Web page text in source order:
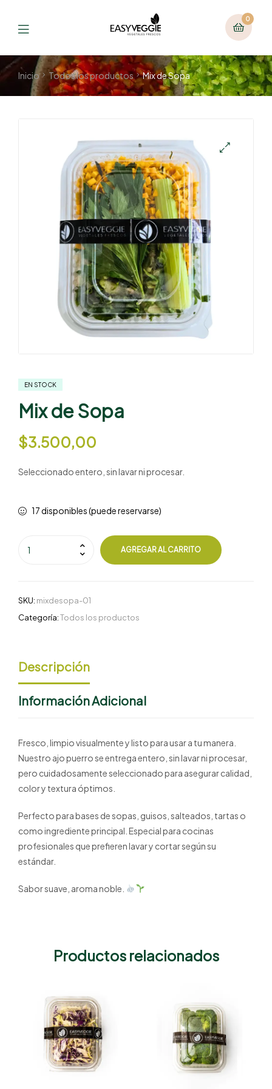
0
Inicio Todos los productos Mix de Sopa
EN STOCK
Mix de Sopa
$3.500,00
Seleccionado entero, sin lavar ni procesar.
17 disponibles (puede reservarse)
AGREGAR AL CARRITO
SKU: mixdesopa-01
Categoría:Todos los productos
Descripción
Información Adicional
Fresco, limpio visualmente y listo para usar a tu manera.
Nuestro ajo puerro se entrega entero, sin lavar ni procesar,
pero cuidadosamente seleccionado para asegurar calidad,
color y textura óptimos.
Perfecto para bases de sopas, guisos, salteados, tartas o
como ingrediente principal. Especial para cocinas
profesionales que prefieren lavar y cortar según su
estándar.
Sabor suave, aroma noble.
Productos relacionados